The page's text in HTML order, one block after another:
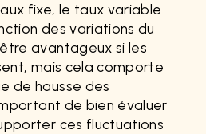
fixe, le taux variable
des variations du
avantageux si les
mais cela comporte
de hausse des
de bien évaluer
ces fluctuations